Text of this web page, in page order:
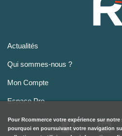
Actualités
Qui sommes-nous ?
Mon Compte
Espace Pro
Pour Rcommerce votre expérience sur notre
pourquoi en poursuivant votre navigation